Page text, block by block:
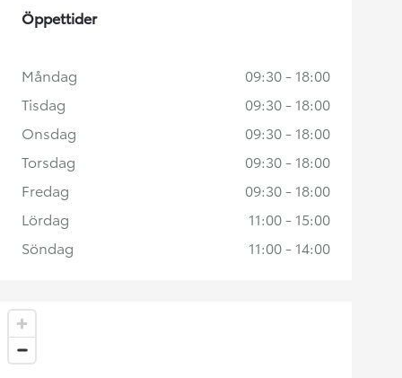
Öppettider
Måndag
09:30 - 18:00
Tisdag
09:30 - 18:00
Onsdag
09:30 - 18:00
Torsdag
09:30 - 18:00
Fredag
09:30 - 18:00
Lördag
11:00 - 15:00
Söndag
11:00 - 14:00